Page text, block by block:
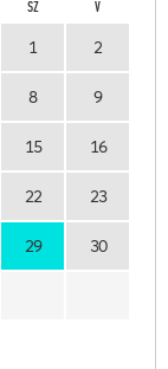
SZ V
1 2
8 9
15 16
22 23
29 30